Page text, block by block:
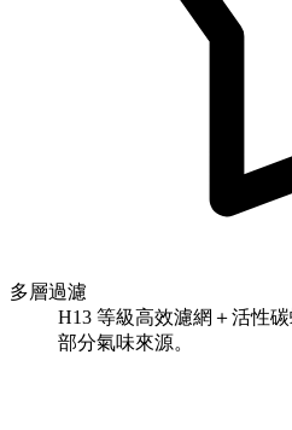
多層過濾
H13 等級高效濾網＋活性
部分氣味來源。